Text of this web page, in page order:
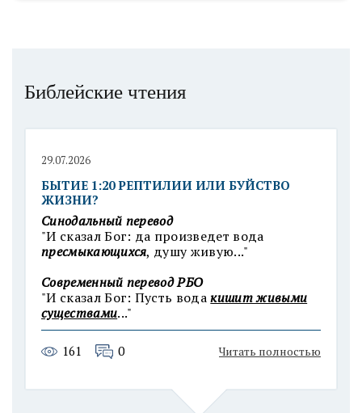
Библейские чтения
29.07.2026
БЫТИЕ 1:20 РЕПТИЛИИ ИЛИ БУЙСТВО
ЖИЗНИ?
Синодальный перевод
"И сказал Бог: да произведет вода
пресмыкающихся, душу живую..."
Современный перевод РБО
"И сказал Бог: Пусть водакишит живыми
существами..."
161 0 Читать полностью